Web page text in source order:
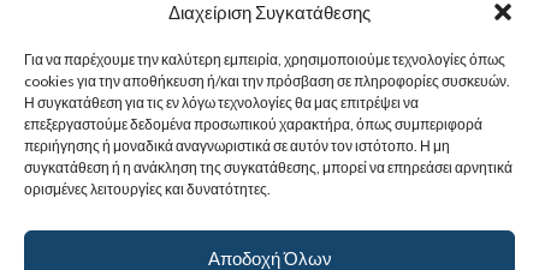
Διαχείριση Συγκατάθεσης
Για να παρέχουμε την καλύτερη εμπειρία, χρησιμοποιούμε τεχνολογίες όπως
cookies για την αποθήκευση ή/και την πρόσβαση σε πληροφορίες συσκευών.
Η συγκατάθεση για τις εν λόγω τεχνολογίες θα μας επιτρέψει να
επεξεργαστούμε δεδομένα προσωπικού χαρακτήρα, όπως συμπεριφορά
περιήγησης ή μοναδικά αναγνωριστικά σε αυτόν τον ιστότοπο. Η μη
συγκατάθεση ή η ανάκληση της συγκατάθεσης, μπορεί να επηρεάσει αρνητικά
ορισμένες λειτουργίες και δυνατότητες.
Αποδοχή Όλων
Χρήσιμα Έγγραφα
Sitemap
Στοιχεία Επικοινωνίας